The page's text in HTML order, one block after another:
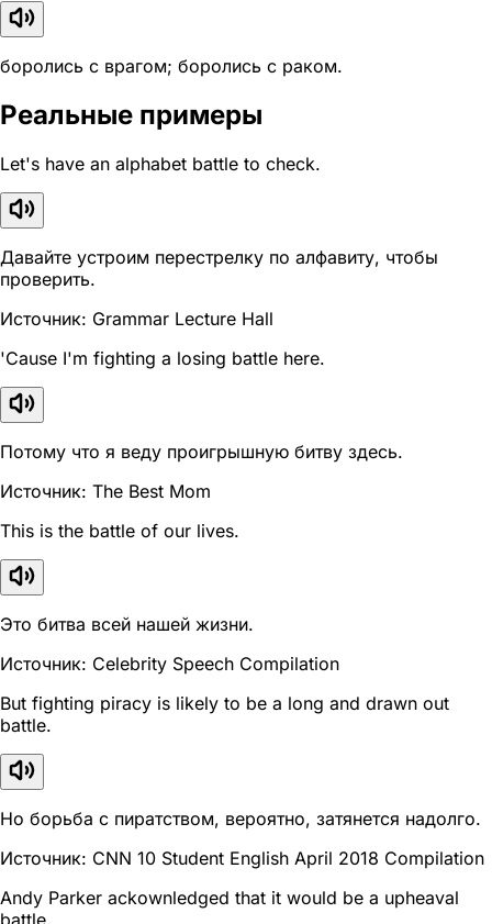
боролись с врагом; боролись с раком.
Реальные примеры
Let's have an alphabet battle to check.
Давайте устроим перестрелку по алфавиту, чтобы
проверить.
Источник: Grammar Lecture Hall
'Cause I'm fighting a losing battle here.
Потому что я веду проигрышную битву здесь.
Источник: The Best Mom
This is the battle of our lives.
Это битва всей нашей жизни.
Источник: Celebrity Speech Compilation
But fighting piracy is likely to be a long and drawn out
battle.
Но борьба с пиратством, вероятно, затянется надолго.
Источник: CNN 10 Student English April 2018 Compilation
Andy Parker ackownledged that it would be a upheaval
battle.